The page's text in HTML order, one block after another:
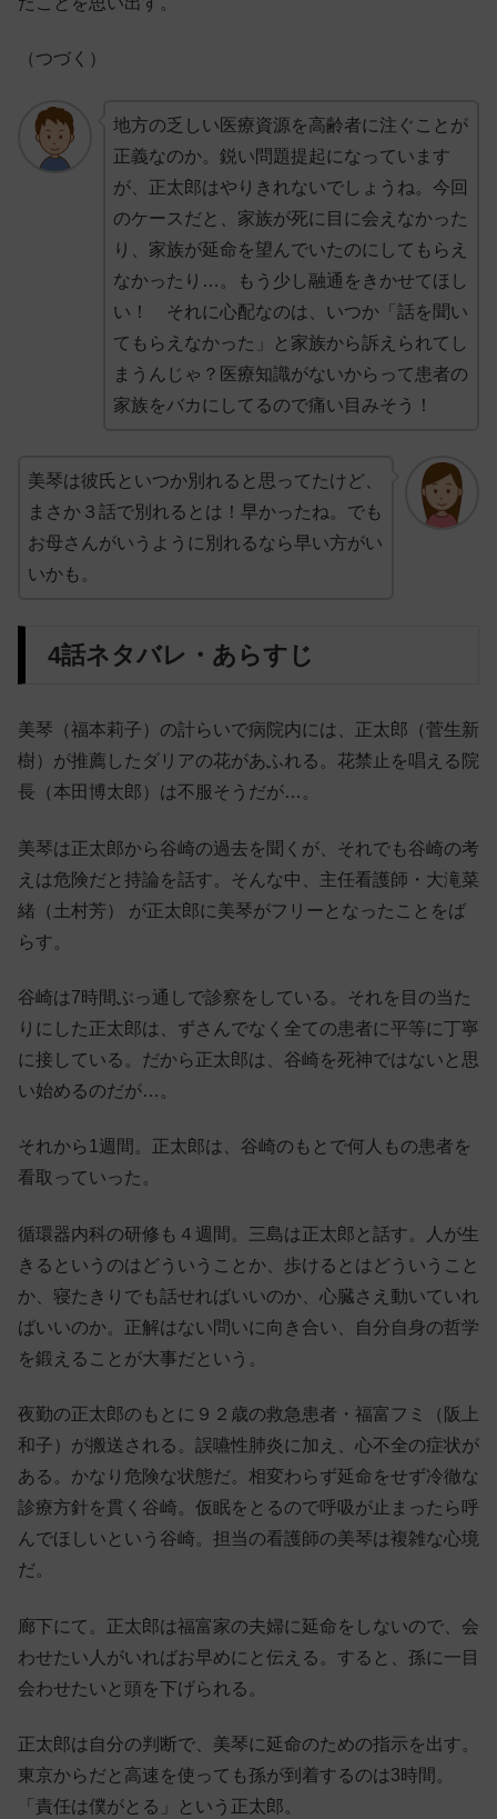
（つづく）
地方の乏しい医療資源を高齢者に注ぐことが
正義なのか。鋭い問題提起になっています
が、正太郎はやりきれないでしょうね。今回
のケースだと、家族が死に目に会えなかった
り、家族が延命を望んでいたのにしてもらえ
なかったり…。もう少し融通をきかせてほし
い！ それに心配なのは、いつか「話を聞い
てもらえなかった」と家族から訴えられてし
まうんじゃ？医療知識がないからって患者の
家族をバカにしてるので痛い目みそう！
美琴は彼氏といつか別れると思ってたけど、
まさか３話で別れるとは！早かったね。でも
お母さんがいうように別れるなら早い方がい
いかも。
4話ネタバレ・あらすじ
美琴（福本莉子）の計らいで病院内には、正太郎（菅生新
樹）が推薦したダリアの花があふれる。花禁止を唱える院
長（本田博太郎）は不服そうだが…。
美琴は正太郎から谷崎の過去を聞くが、それでも谷崎の考
えは危険だと持論を話す。そんな中、主任看護師・大滝菜
緒（土村芳） が正太郎に美琴がフリーとなったことをば
らす。
谷崎は7時間ぶっ通しで診察をしている。それを目の当た
りにした正太郎は、ずさんでなく全ての患者に平等に丁寧
に接している。だから正太郎は、谷崎を死神ではないと思
い始めるのだが…。
それから1週間。正太郎は、谷崎のもとで何人もの患者を
看取っていった。
循環器内科の研修も４週間。三島は正太郎と話す。人が生
きるというのはどういうことか、歩けるとはどういうこと
か、寝たきりでも話せればいいのか、心臓さえ動いていれ
ばいいのか。正解はない問いに向き合い、自分自身の哲学
を鍛えることが大事だという。
夜勤の正太郎のもとに９２歳の救急患者・福富フミ（阪上
和子）が搬送される。誤嚥性肺炎に加え、心不全の症状が
ある。かなり危険な状態だ。相変わらず延命をせず冷徹な
診療方針を貫く谷崎。仮眠をとるので呼吸が止まったら呼
んでほしいという谷崎。担当の看護師の美琴は複雑な心境
だ。
廊下にて。正太郎は福富家の夫婦に延命をしないので、会
わせたい人がいればお早めにと伝える。すると、孫に一目
会わせたいと頭を下げられる。
正太郎は自分の判断で、美琴に延命のための指示を出す。
東京からだと高速を使っても孫が到着するのは3時間。
「責任は僕がとる」という正太郎。